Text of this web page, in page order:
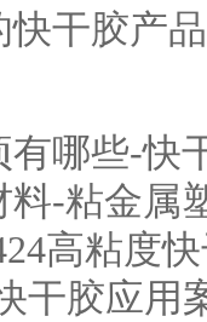
干胶产
哪些-快
-粘金属
高粘度
干胶应用